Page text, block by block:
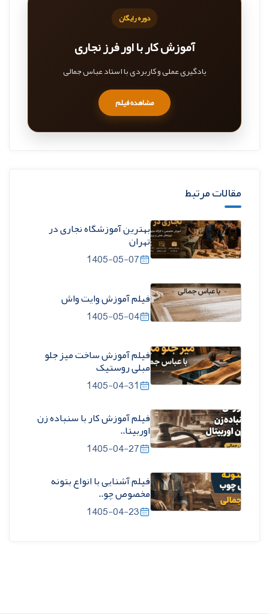
دوره رایگان
آموزش کار با اور فرز نجاری
یادگیری عملی و کاربردی با استاد عباس جمالی
مشاهده فیلم
مقالات مرتبط
بهترین آموزشگاه نجاری در
تهران
1405-05-07
فیلم آموزش وایت واش
1405-05-04
فیلم آموزش ساخت میز جلو
مبلی روستیک
1405-04-31
فیلم آموزش کار با سنباده زن
اوربیتا..
1405-04-27
فیلم آشنایی با انواع بتونه
مخصوص چو..
1405-04-23